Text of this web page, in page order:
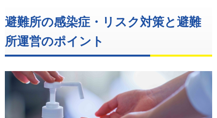
避難所の感染症・リスク対策と避難
所運営のポイント